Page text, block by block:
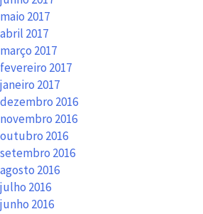
maio 2017
abril 2017
março 2017
fevereiro 2017
janeiro 2017
dezembro 2016
novembro 2016
outubro 2016
setembro 2016
agosto 2016
julho 2016
junho 2016